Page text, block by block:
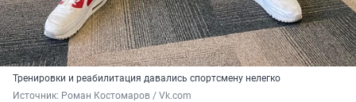
Тренировки и реабилитация давались спортсмену нелегко
Источник: Роман Костомаров / Vk.com